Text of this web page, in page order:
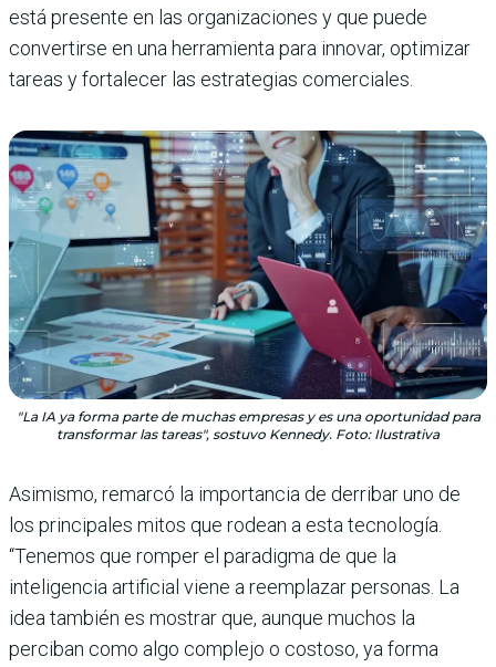
está presente en las organizaciones y que puede
convertirse en una herramienta para innovar, optimizar
tareas y fortalecer las estrategias comerciales.
"La IA ya forma parte de muchas empresas y es una oportunidad para
transformar las tareas", sostuvo Kennedy. Foto: Ilustrativa
Asimismo, remarcó la importancia de derribar uno de
los principales mitos que rodean a esta tecnología.
“Tenemos que romper el paradigma de que la
inteligencia artificial viene a reemplazar personas. La
idea también es mostrar que, aunque muchos la
perciban como algo complejo o costoso, ya forma